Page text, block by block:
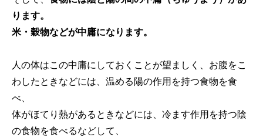
ります。
米・穀物などが中庸になります。
人の体はこの中庸にしておくことが望ましく、お腹をこ
わしたときなどには、温める陽の作用を持つ食物を食
べ、
体がほてり熱があるときなどには、冷ます作用を持つ陰
の食物を食べるなどして、